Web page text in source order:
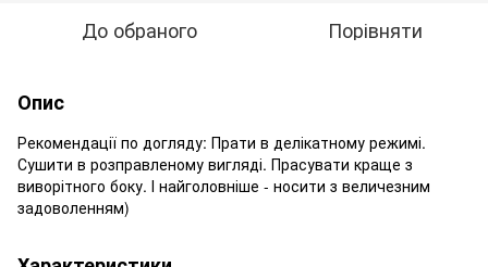
До обраного Порівняти
Опис
Рекомендації по догляду: Прати в делікатному режимі.
Сушити в розправленому вигляді. Прасувати краще з
виворітного боку. І найголовніше - носити з величезним
задоволенням)